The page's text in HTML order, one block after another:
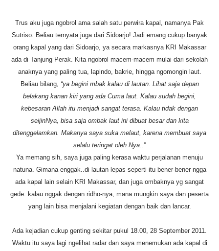
Trus aku juga ngobrol ama salah satu perwira kapal, namanya Pak
Sutriso. Beliau ternyata juga dari Sidoarjo! Jadi emang cukup banyak
orang kapal yang dari Sidoarjo, ya secara markasnya KRI Makassar
ada di Tanjung Perak. Kita ngobrol macem-macem mulai dari sekolah
anaknya yang paling tua, lapindo, bakrie, hingga ngomongin laut.
Beliau bilang, “ya begini mbak kalau di lautan. Lihat saja depan
belakang kanan kiri yang ada Cuma laut. Kalau sudah begini,
kebesaran Allah itu menjadi sangat terasa. Kalau tidak dengan
seijinNya, bisa saja ombak laut ini dibuat besar dan kita
ditenggelamkan. Makanya saya suka melaut, karena membuat saya
selalu teringat oleh Nya..”
Ya memang sih, saya juga paling kerasa waktu perjalanan menuju
natuna. Gimana enggak..di lautan lepas seperti itu bener-bener ngga
ada kapal lain selain KRI Makassar, dan juga ombaknya yg sangat
gede. kalau nggak dengan ridho-nya, mana mungkin saya dan peserta
yang lain bisa menjalani kegiatan dengan baik dan lancar.
Ada kejadian cukup genting sekitar pukul 18.00, 28 September 2011.
Waktu itu saya lagi ngelihat radar dan saya menemukan ada kapal di